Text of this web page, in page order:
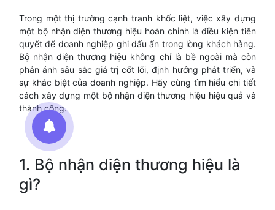
Trong một thị trường cạnh tranh khốc liệt, việc xây dựng
một bộ nhận diện thương hiệu hoàn chỉnh là điều kiện tiên
quyết để doanh nghiệp ghi dấu ấn trong lòng khách hàng.
Bộ nhận diện thương hiệu không chỉ là bề ngoài mà còn
phản ánh sâu sắc giá trị cốt lõi, định hướng phát triển, và
sự khác biệt của doanh nghiệp. Hãy cùng tìm hiểu chi tiết
cách xây dựng một bộ nhận diện thương hiệu hiệu quả và
thành công.
1. Bộ nhận diện thương hiệu là
gì?